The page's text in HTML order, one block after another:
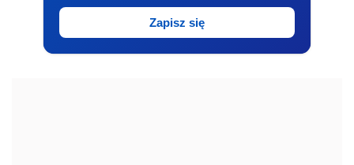
Zapisz się